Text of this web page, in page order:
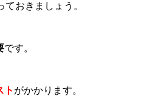
ておきましょう。
です。
ト がかかります。